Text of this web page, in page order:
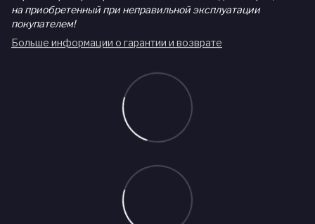
на приобретенный при неправильной эксплуатации
покупателем!
Больше информации о гарантии и возврате